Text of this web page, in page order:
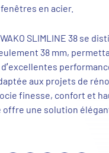
en acier.
SLIMLINE 38 se
38 mm,
aux projets de
finesse, confort et
offre une solution